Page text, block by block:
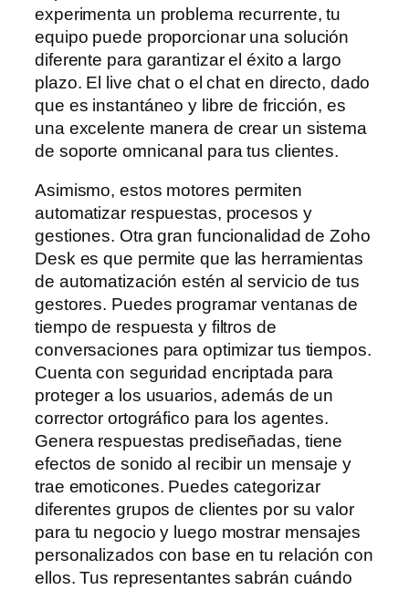
experimenta un problema recurrente, tu
equipo puede proporcionar una solución
diferente para garantizar el éxito a largo
plazo. El live chat o el chat en directo, dado
que es instantáneo y libre de fricción, es
una excelente manera de crear un sistema
de soporte omnicanal para tus clientes.
Asimismo, estos motores permiten
automatizar respuestas, procesos y
gestiones. Otra gran funcionalidad de Zoho
Desk es que permite que las herramientas
de automatización estén al servicio de tus
gestores. Puedes programar ventanas de
tiempo de respuesta y filtros de
conversaciones para optimizar tus tiempos.
Cuenta con seguridad encriptada para
proteger a los usuarios, además de un
corrector ortográfico para los agentes.
Genera respuestas prediseñadas, tiene
efectos de sonido al recibir un mensaje y
trae emoticones. Puedes categorizar
diferentes grupos de clientes por su valor
para tu negocio y luego mostrar mensajes
personalizados con base ​​en tu relación con
ellos. Tus representantes sabrán cuándo